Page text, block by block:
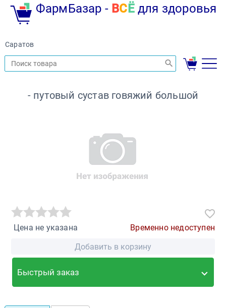
ФармБазар - ВС Ёдля здоровья
Саратов
- путовый сустав говяжий большой
Цена не указана
Временно недоступен
Добавить в корзину
Быстрый заказ